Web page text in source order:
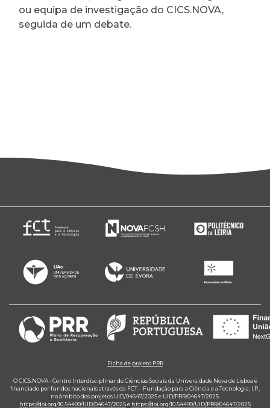
ou equipa de investigação do CICS.NOVA,
seguida de um debate.
Ficha de projeto PRR
O CICS.NOVA - Centro Interdisciplinar de Ciências Sociais da Universidade Nova de Lisboa é
financiado por fundos nacionais através da FCT – Fundação para a Ciência e a Tecnologia, I.P.,
no âmbito dos projetos UID/04647/2025 e UID/PRR/04647/2025.
https://doi.org/10.54499/UID/04647/2025e https://doi.org/10.54499/UID/PRR/04647/2025